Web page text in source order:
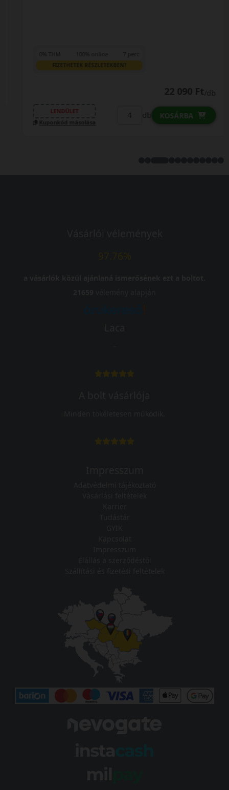
FIZETHETEK RÉSZLETEKBEN?
22 090 Ft /db
LENDÜLET
Kuponkód másolása
KOSÁRBA